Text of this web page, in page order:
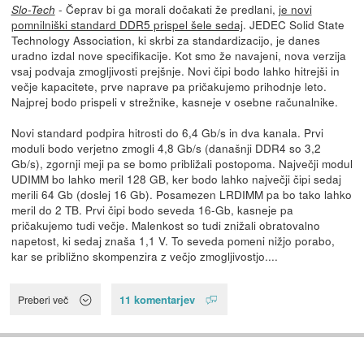
Slo-Tech - Čeprav bi ga morali dočakati že predlani, je novi
pomnilniški standard DDR5 prispel šele sedaj. JEDEC Solid State
Technology Association, ki skrbi za standardizacijo, je danes
uradno izdal nove specifikacije. Kot smo že navajeni, nova verzija
vsaj podvaja zmogljivosti prejšnje. Novi čipi bodo lahko hitrejši in
večje kapacitete, prve naprave pa pričakujemo prihodnje leto.
Najprej bodo prispeli v strežnike, kasneje v osebne računalnike.
Novi standard podpira hitrosti do 6,4 Gb/s in dva kanala. Prvi
moduli bodo verjetno zmogli 4,8 Gb/s (današnji DDR4 so 3,2
Gb/s), zgornji meji pa se bomo približali postopoma. Največji modul
UDIMM bo lahko meril 128 GB, ker bodo lahko največji čipi sedaj
merili 64 Gb (doslej 16 Gb). Posamezen LRDIMM pa bo tako lahko
meril do 2 TB. Prvi čipi bodo seveda 16-Gb, kasneje pa
pričakujemo tudi večje. Malenkost so tudi znižali obratovalno
napetost, ki sedaj znaša 1,1 V. To seveda pomeni nižjo porabo,
kar se približno skompenzira z večjo zmogljivostjo....
Preberi več 11 komentarjev